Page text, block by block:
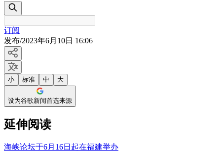
订阅
发布/2023年6月10日 16:06
小 标准 中 大
设为谷歌新闻首选来源
延伸阅读
海峡论坛于6月16日起在福建举办